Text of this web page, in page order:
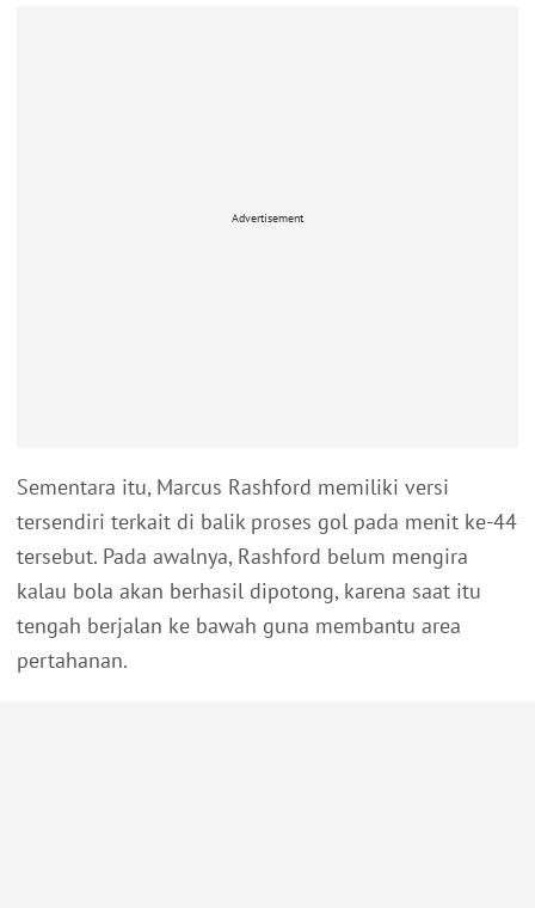
Advertisement
Sementara itu, Marcus Rashford memiliki versi
tersendiri terkait di balik proses gol pada menit ke-44
tersebut. Pada awalnya, Rashford belum mengira
kalau bola akan berhasil dipotong, karena saat itu
tengah berjalan ke bawah guna membantu area
pertahanan.